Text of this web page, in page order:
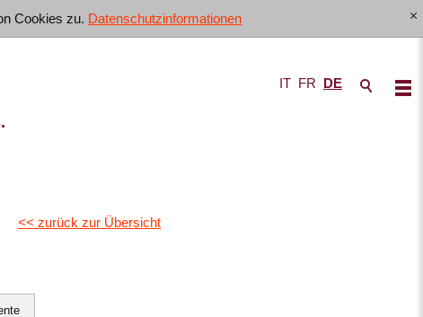
Cookies zu. Datenschutzinformationen [x]
IT FR DE
<< zurück zur Übersicht